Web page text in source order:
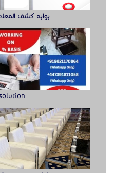
كراسي حضور